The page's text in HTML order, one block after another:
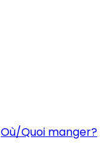
Où/Quoi manger?